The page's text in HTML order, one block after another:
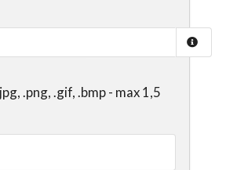
.png, .gif, .bmp - max 1,5